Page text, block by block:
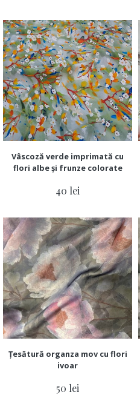
Vâscoză verde imprimată cu
flori albe și frunze colorate
40 lei
Țesătură organza mov cu flori
ivoar
50 lei